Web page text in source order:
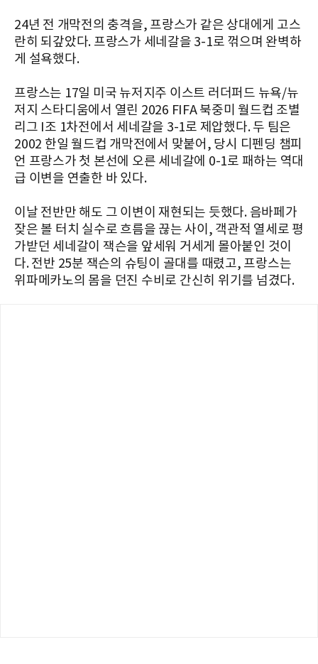
24년 전 개막전의 충격을, 프랑스가 같은 상대에게 고스
란히 되갚았다. 프랑스가 세네갈을 3-1로 꺾으며 완벽하
게 설욕했다.
프랑스는 17일 미국 뉴저지주 이스트 러더퍼드 뉴욕/뉴
저지 스타디움에서 열린 2026 FIFA 북중미 월드컵 조별
리그 I조 1차전에서 세네갈을 3-1로 제압했다. 두 팀은
2002 한일 월드컵 개막전에서 맞붙어, 당시 디펜딩 챔피
언 프랑스가 첫 본선에 오른 세네갈에 0-1로 패하는 역대
급 이변을 연출한 바 있다.
이날 전반만 해도 그 이변이 재현되는 듯했다. 음바페가
잦은 볼 터치 실수로 흐름을 끊는 사이, 객관적 열세로 평
가받던 세네갈이 잭슨을 앞세워 거세게 몰아붙인 것이
다. 전반 25분 잭슨의 슈팅이 골대를 때렸고, 프랑스는
위파메카노의 몸을 던진 수비로 간신히 위기를 넘겼다.